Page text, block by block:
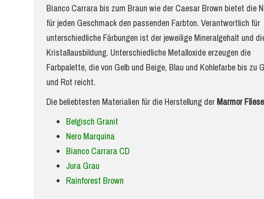
Bianco Carrara bis zum Braun wie der Caesar Brown bietet die
für jeden Geschmack den passenden Farbton. Verantwortlich für
unterschiedliche Färbungen ist der jeweilige Mineralgehalt und
Kristallausbildung. Unterschiedliche Metalloxide erzeugen die
Farbpalette, die von Gelb und Beige, Blau und Kohlefarbe bis zu
und Rot reicht.
Die beliebtesten Materialien für die Herstellung der Marmor
Belgisch Granit
Nero Marquina
Bianco Carrara CD
Jura Grau
Rainforest Brown